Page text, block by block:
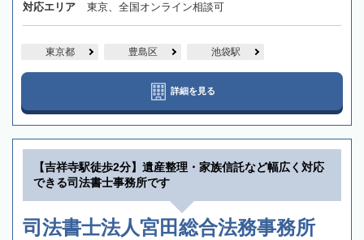
対応エリア 東京、全国オンライン相談可
東京都 豊島区 池袋駅
詳細を見る
【吉祥寺駅徒歩2分】遺産整理・家族信託など幅広く対応
できる司法書士事務所です
司法書士法人宮田総合法務事務所